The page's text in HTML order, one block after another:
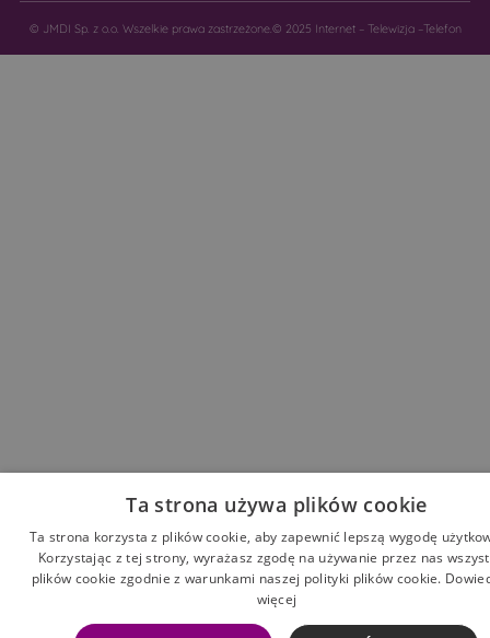
© JMDI Sp. z o.o. Wszelkie prawa zastrzeżone.© 2025 Internet – Telewizja –Telefon
Ta strona używa plików cookie
Ta strona korzysta z plików cookie, aby zapewnić lepszą wygodę
Korzystając z tej strony, wyrażasz zgodę na używanie przez nas
plików cookie zgodnie z warunkami naszej polityki plików cookie.
więcej